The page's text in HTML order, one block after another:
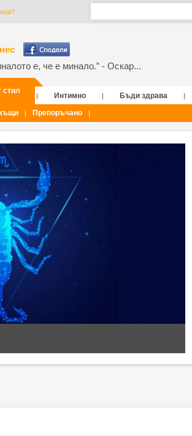
е, че е минало.” - Оскар...
стил
| Интимно | Бъди здрава |
| Препоръчано |